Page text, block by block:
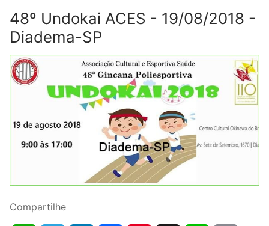
48º Undokai ACES - 19/08/2018 -
Diadema-SP
Compartilhe